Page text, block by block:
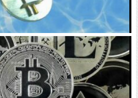
اتفاق تاریخی در بازار